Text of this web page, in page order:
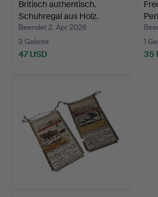
Britisch authentisch.
Schuhregal aus Holz.
Beendet 2. Apr 2026
3 Gebote
47 USD
1
35